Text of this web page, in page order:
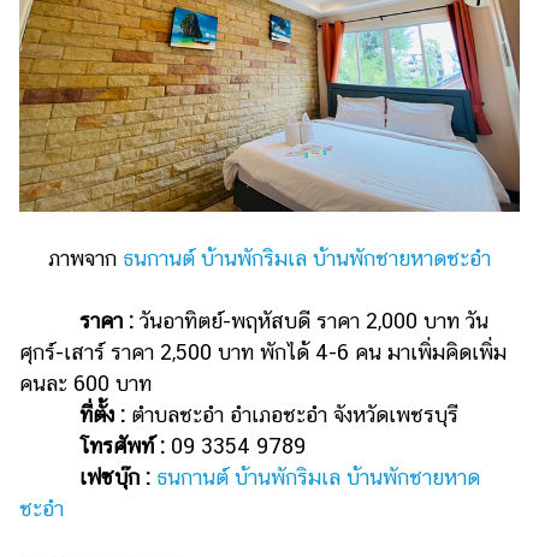
ภาพจาก ธนกานต์ บ้านพักริมเล บ้านพักชายหาดชะอำ
ราคา : วันอาทิตย์-พฤหัสบดี ราคา 2,000 บาท วัน
ศุกร์-เสาร์ ราคา 2,500 บาท พักได้ 4-6 คน มาเพิ่มคิดเพิ่ม
คนละ 600 บาท
ที่ตั้ง : ตำบลชะอำ อำเภอชะอำ จังหวัดเพชรบุรี
โทรศัพท์ : 09 3354 9789
เฟซบุ๊ก : ธนกานต์ บ้านพักริมเล บ้านพักชายหาด
ชะอำ